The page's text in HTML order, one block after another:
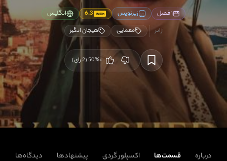
۱ فصل زیرنویس IMDb
6.3
انگلیس
معمایی
هیجان انگیز
+50
%
(
2رای)
درباره قسمت‌ها اکسپلور گردی پیشنهادها دیدگاه‌ها